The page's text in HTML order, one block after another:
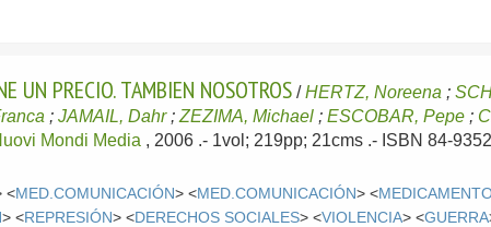
UN PRECIO. TAMBIEN NOSOTROS /HERTZ, Noreena ;
;JAMAIL, Dahr;ZEZIMA, Michael ;ESCOBAR, Pepe ;
Mondi Media , 2006 .- 1vol; 219pp; 21cms .- ISBN 84-
<MED.COMUNICACIÓN> <MED.COMUNICACIÓN> <
> <REPRESIÓN> <DERECHOS SOCIALES> <VIOLENCIA> <GUERRA